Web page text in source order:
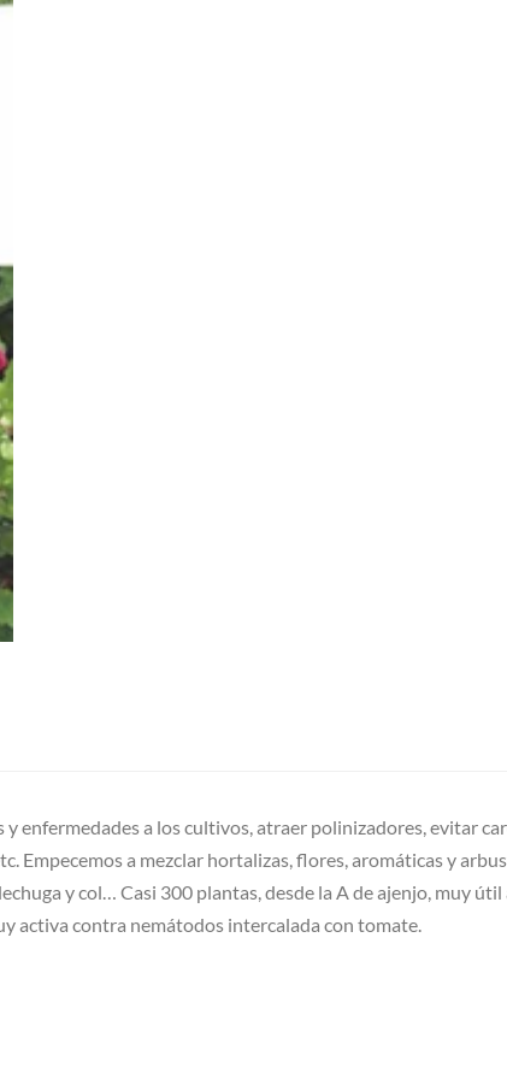
enfermedades a los cultivos, atraer polinizadores, evitar
Empecemos a mezclar hortalizas, flores, aromáticas y
y col… Casi 300 plantas, desde la A de ajenjo, muy útil
activa contra nemátodos intercalada con tomate.